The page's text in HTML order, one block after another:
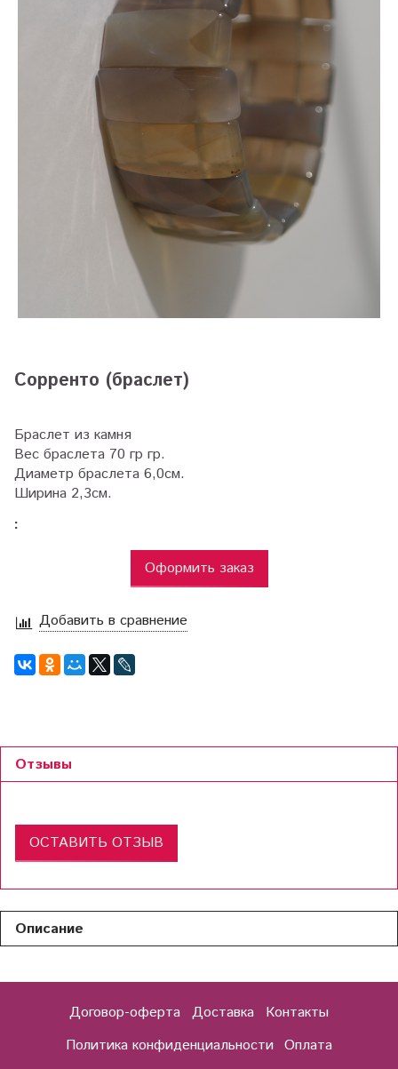
Сорренто (браслет)
Браслет из камня
Вес браслета 70 гр гр.
Диаметр браслета 6,0см.
Ширина 2,3см.
:
Оформить заказ
Добавить в сравнение
Отзывы
ОСТАВИТЬ ОТЗЫВ
Описание
Договор-оферта Доставка
Контакты
Политика конфиденциальности Оплата